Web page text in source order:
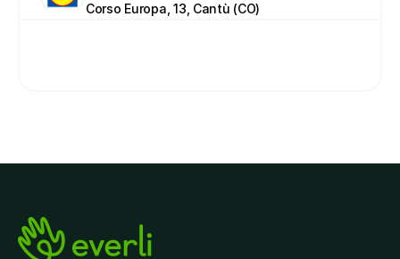
Corso Europa, 13, Cantù (CO)